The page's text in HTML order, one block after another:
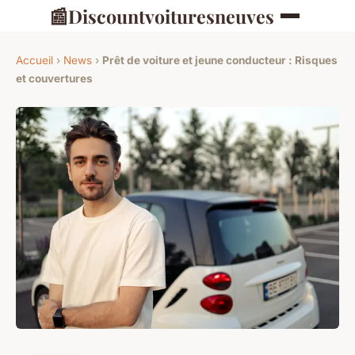
📰Discountvoituresneuves
Accueil › News › Prêt de voiture et jeune conducteur : Risques
et couvertures